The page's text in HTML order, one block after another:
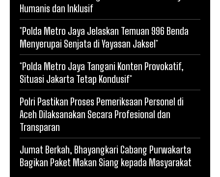
Humanis dan Inklusif
*Polda Metro Jaya Jelaskan Temuan 996 Benda
Menyerupai Senjata di Yayasan Jaksel*
*Polda Metro Jaya Tangani Konten Provokatif,
Situasi Jakarta Tetap Kondusif*
Polri Pastikan Proses Pemeriksaan Personel di
Aceh Dilaksanakan Secara Profesional dan
Transparan
Jumat Berkah, Bhayangkari Cabang Purwakarta
Bagikan Paket Makan Siang kepada Masyarakat